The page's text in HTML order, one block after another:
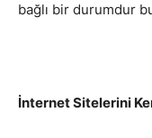
bağlı bir durumdur
İnternet Sitelerini